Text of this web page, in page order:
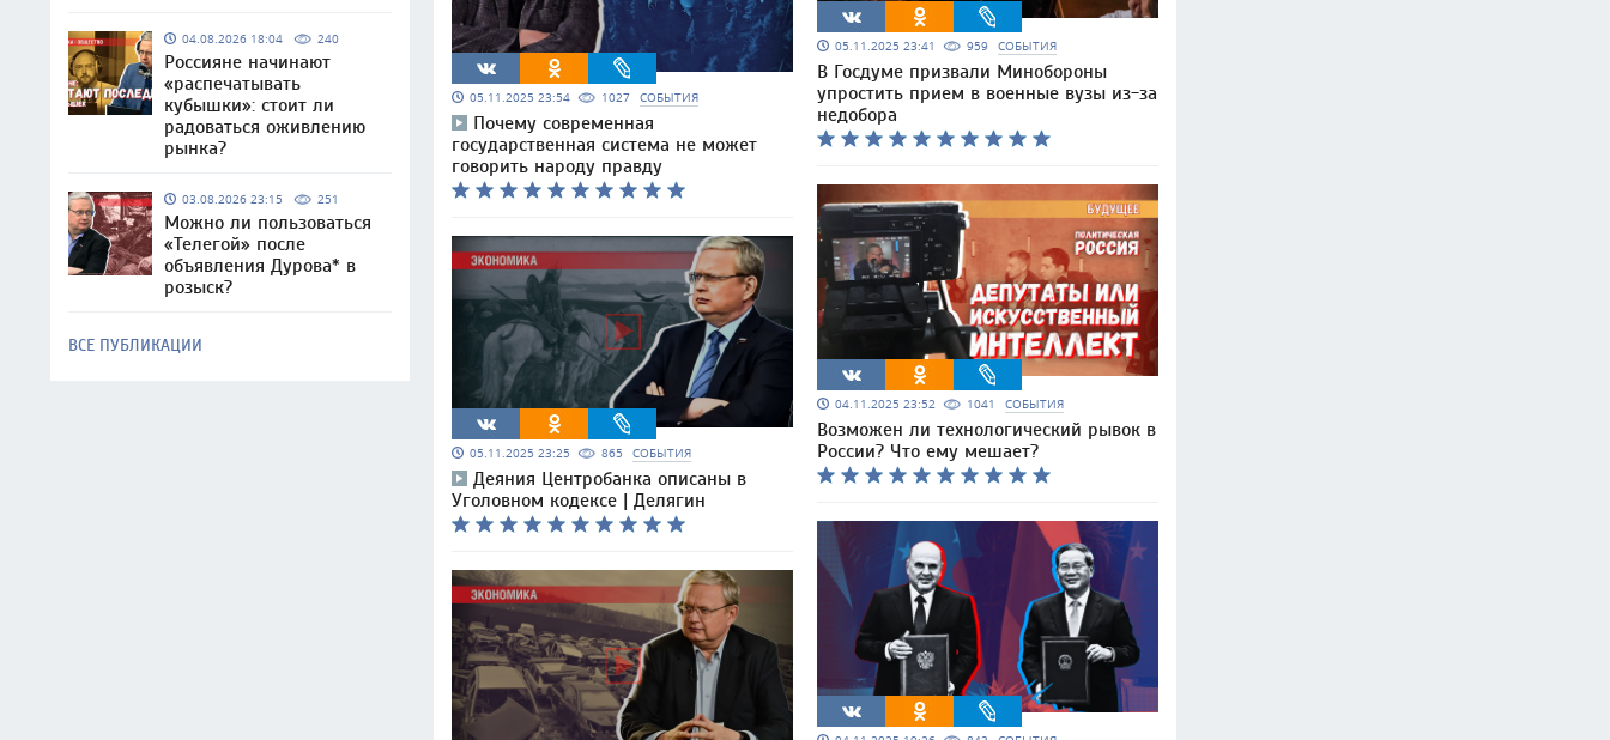
04.08.2026 18:04 240
Россияне начинают
«распечатывать
кубышки»: стоит ли
радоваться оживлению
рынка?
03.08.2026 23:15 251
Можно ли пользоваться
«Телегой» после
объявления Дурова* в
розыск?
ВСЕ ПУБЛИКАЦИИ
05.11.2025 23:54 1027 СОБЫТИЯ
Почему современная
государственная система не может
говорить народу правду
05.11.2025 23:25 865 СОБЫТИЯ
Деяния Центробанка описаны в
Уголовном кодексе | Делягин
05.11.2025 23:41 959 СОБЫТИЯ
В Госдуме призвали Минобороны
упростить прием в военные вузы из-за
недобора
04.11.2025 23:52 1041 СОБЫТИЯ
Возможен ли технологический рывок в
России? Что ему мешает?